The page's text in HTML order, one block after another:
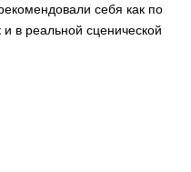
себя как по
в реальной сценической